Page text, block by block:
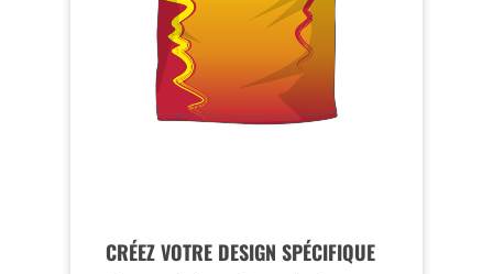
CRÉEZ VOTRE DESIGN SPÉCIFIQUE